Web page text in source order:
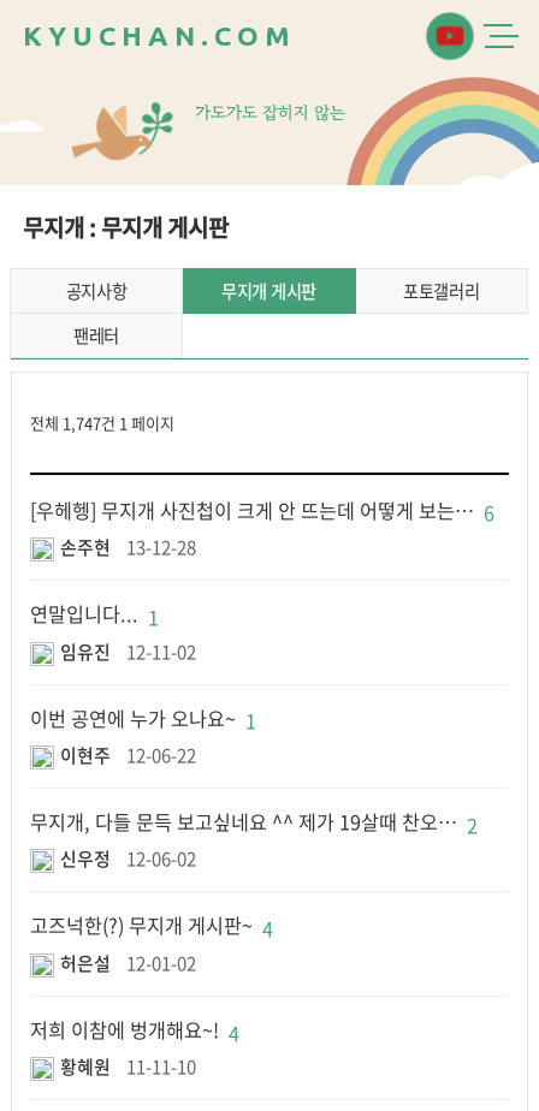
K Y U C H A N . C O M
가도가도 잡히지 않는
무지개 : 무지개 게시판
공지사항 무지개 게시판
포토갤러리
팬레터
전체 1,747건 1 페이지
[우헤헹] 무지개 사진첩이 크게 안 뜨는데 어떻게 보는… 6
손주현 13-12-28
연말입니다... 1
임유진 12-11-02
이번 공연에 누가 오나요~ 1
이현주 12-06-22
무지개, 다들 문득 보고싶네요 ^^ 제가 19살때 찬오… 2
신우정 12-06-02
고즈넉한(?) 무지개 게시판~ 4
허은설 12-01-02
저희 이참에 벙개해요~! 4
황혜원 11-11-10